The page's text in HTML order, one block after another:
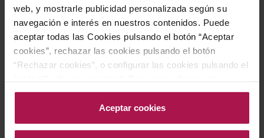
web, y mostrarle publicidad personalizada según su
navegación e interés en nuestros contenidos. Puede
aceptar todas las Cookies pulsando el botón “Aceptar
cookies”, rechazar las cookies pulsando el botón
“Rechazar cookies”, o configurar las cookies pulsando el
acceda a nuestra Política de Cookies.Para más
información acceda a nuestraPolítica de Cookies
Aceptar cookies
44,40 € Precio especial
29,61 €
Precio normal
42,30 €